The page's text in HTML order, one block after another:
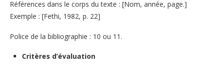
Références dans le corps du texte : [Nom, année, page.]
Exemple : [Fethi, 1982, p. 22]
Police de la bibliographie : 10 ou 11.
Critères d’évaluation